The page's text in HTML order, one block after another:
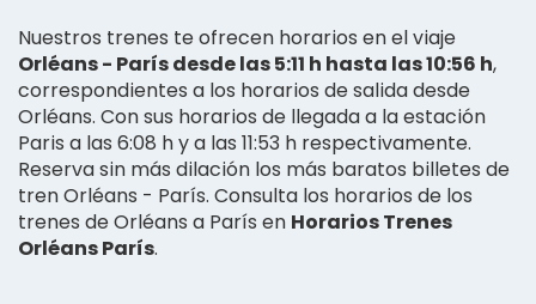
Nuestros trenes te ofrecen horarios en el viaje
Orléans - París desde las 5:11 h hasta las 10:56 h,
correspondientes a los horarios de salida desde
Orléans. Con sus horarios de llegada a la estación
Paris a las 6:08 h y a las 11:53 h respectivamente.
Reserva sin más dilación los más baratos billetes de
tren Orléans - París. Consulta los horarios de los
trenes de Orléans a París en Horarios Trenes
Orléans París.